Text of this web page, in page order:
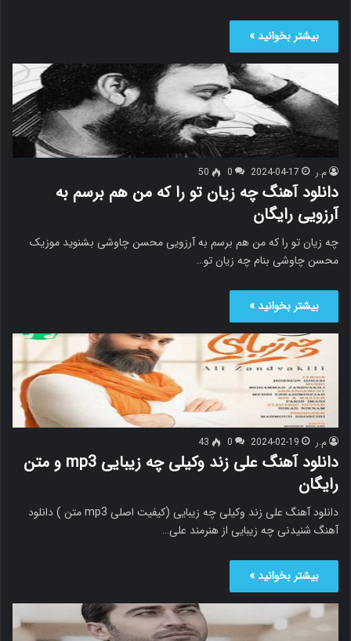
بیشتر بخوانید »
م.ر 2024-04-17
0
50
دانلود آهنگ چه زیان تو را که من هم برسم به
آرزویی رایگان
چه زیان تو را که من هم برسم به آرزویی محسن چاوشی بشنوید موزیک
محسن چاوشی بنام چه زیان تو…
بیشتر بخوانید »
م.ر 2024-02-19
0
43
دانلود آهنگ علی زند وکیلی چه زیبایی mp3 و متن
رایگان
دانلود آهنگ علی زند وکیلی چه زیبایی (کیفیت اصلی mp3 متن ) دانلود
آهنگ شنیدنی چه زیبایی از هنرمند علی…
بیشتر بخوانید »